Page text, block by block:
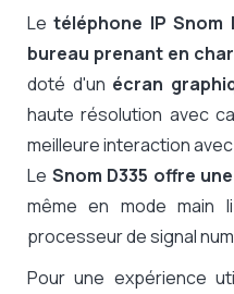
Letéléphone IP Snom
bureau prenant en
doté d'un écran
haute résolution avec
meilleure interaction
Le Snom D335 offre
même en mode main
processeur de signal
Pour une expérience